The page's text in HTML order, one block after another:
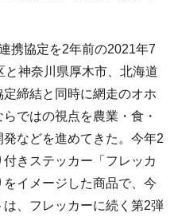
携協定を2年前の2021年7
と神奈川県厚木市、北海道
締結と同時に網走のオホ
ではの視点を農業・食・
などを進めてきた。今年2
きステッカー「フレッカ
イメージした商品で、今
、フレッカーに続く第2弾